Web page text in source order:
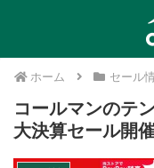
ホーム セール
コールマンのテ
大決算セール開